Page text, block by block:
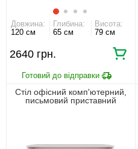
Довжина:
120 см
Глибина:
65 см
Висота:
79 см
2640
Стіл офісний комп'ютерний,
письмовий приставний